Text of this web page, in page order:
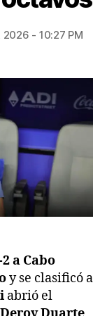
- 10:27 PM
2 a Cabo
y se clasificó a
abrió el